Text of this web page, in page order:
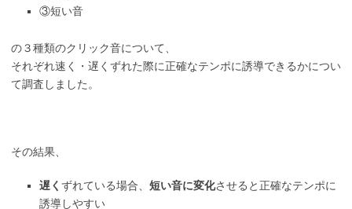
③短い音
の３種類のクリック音について、
それぞれ速く・遅くずれた際に正確なテンポに誘導できるかについ
て調査しました。
その結果、
遅く ずれている場合、 短い音に変化させると正確なテンポに
誘導しやすい